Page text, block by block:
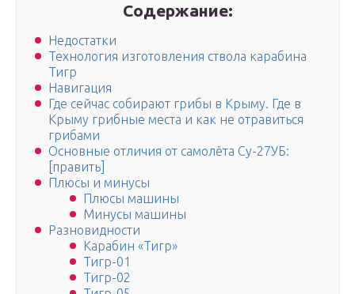
Содержание:
Недостатки
Технология изготовления ствола карабина
Тигр
Навигация
Где сейчас собирают грибы в Крыму. Где в
Крыму грибные места и как не отравиться
грибами
Основные отличия от самолёта Су-27УБ:
[править]
Плюсы и минусы
Плюсы машины
Минусы машины
Разновидности
Карабин «Тигр»
Тигр-01
Тигр-02